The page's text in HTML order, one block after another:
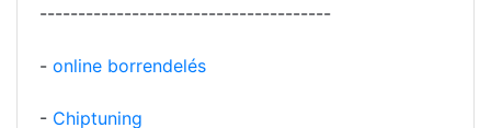
--------------------------------------
- online borrendelés
- Chiptuning